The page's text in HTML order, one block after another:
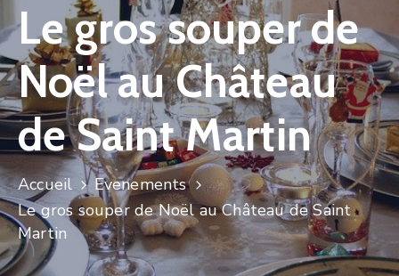
Manifestations
Vie
Municipale
Services
Jeunesse
Le gros souper de
Noël au Château
de Saint Martin
Accueil
Evenements
Le gros souper de Noël au Château de Saint
Martin